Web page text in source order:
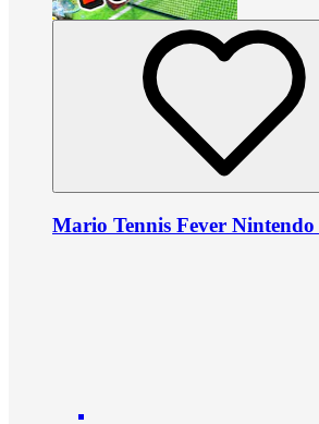
Mario Tennis Fever Nintendo